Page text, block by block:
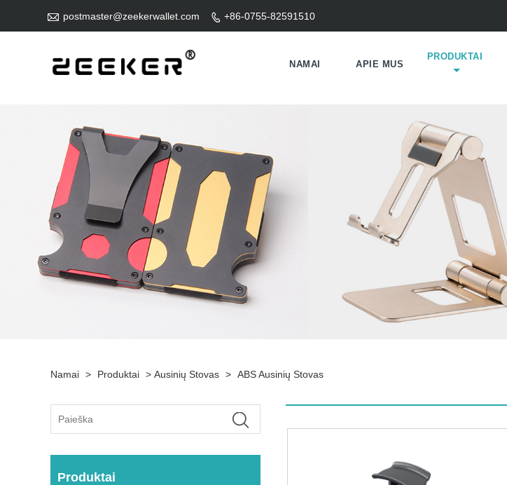
 postmaster@zeekerwallet.com  +86-0755-82591510
NAMAI APIE MUS
PRODUKTAI
Namai > Produktai > Ausinių Stovas > ABS Ausinių Stovas
Produktai